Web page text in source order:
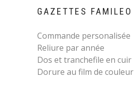
GAZETTES FAMILEO
Commande personalisée
Reliure par année
Dos et tranchefile en cuir
Dorure au film de couleur